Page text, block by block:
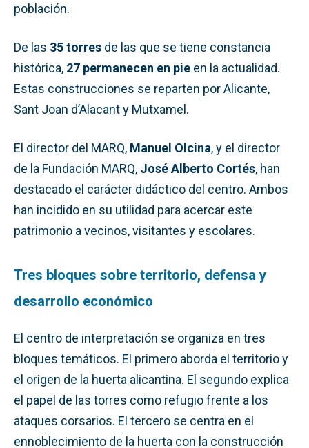
población.
De las 35 torres de las que se tiene constancia
histórica, 27 permanecen en pie en la actualidad.
Estas construcciones se reparten por Alicante,
Sant Joan d’Alacant y Mutxamel.
El director del MARQ, Manuel Olcina, y el director
de la Fundación MARQ, José Alberto Cortés, han
destacado el carácter didáctico del centro. Ambos
han incidido en su utilidad para acercar este
patrimonio a vecinos, visitantes y escolares.
Tres bloques sobre territorio, defensa y
desarrollo económico
El centro de interpretación se organiza en tres
bloques temáticos. El primero aborda el territorio y
el origen de la huerta alicantina. El segundo explica
el papel de las torres como refugio frente a los
ataques corsarios. El tercero se centra en el
ennoblecimiento de la huerta con la construcción